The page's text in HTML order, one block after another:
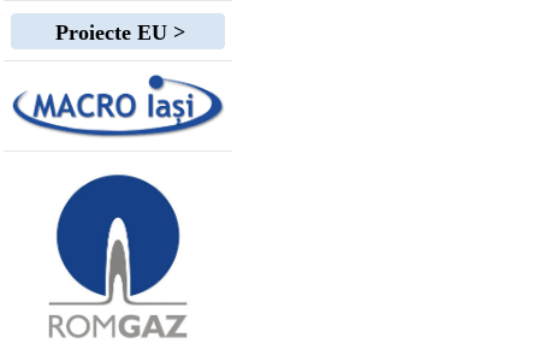
Proiecte EU >